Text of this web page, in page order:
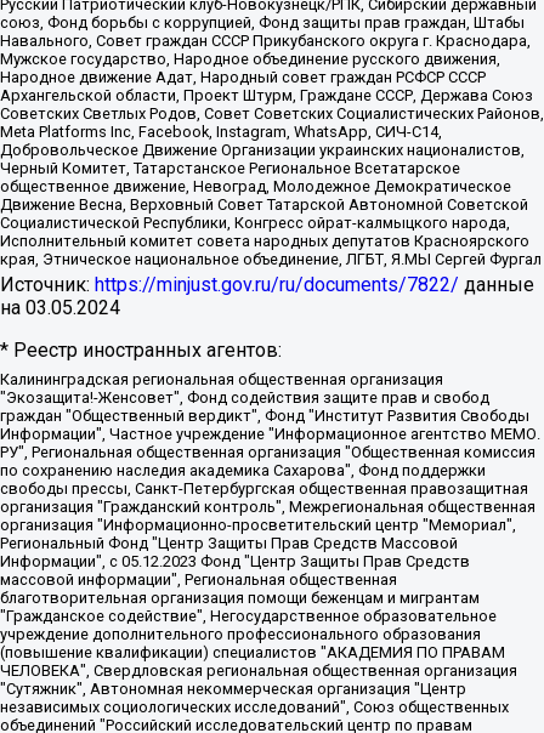
Русский Патриотический клуб-Новокузнецк/РПК, Сибирский державный
союз, Фонд борьбы с коррупцией, Фонд защиты прав граждан, Штабы
Навального, Совет граждан СССР Прикубанского округа г. Краснодара,
Мужское государство, Народное объединение русского движения,
Народное движение Адат, Народный совет граждан РСФСР СССР
Архангельской области, Проект Штурм, Граждане СССР, Держава Союз
Советских Светлых Родов, Совет Советских Социалистических Районов,
Meta Platforms Inc, Facebook, Instagram, WhatsApp, СИЧ-С14,
Добровольческое Движение Организации украинских националистов,
Черный Комитет, Татарстанское Региональное Всетатарское
общественное движение, Невоград, Молодежное Демократическое
Движение Весна, Верховный Совет Татарской Автономной Советской
Социалистической Республики, Конгресс ойрат-калмыцкого народа,
Исполнительный комитет совета народных депутатов Красноярского
края, Этническое национальное объединение, ЛГБТ, Я.МЫ Сергей Фургал
Источник: https://minjust.gov.ru/ru/documents/7822/ данные
на 03.05.2024
* Реестр иностранных агентов:
Калининградская региональная общественная организация "Экозащита!-Женсовет", Фонд содействия защите прав и свобод граждан "Общественный вердикт", Фонд "Институт Развития Свободы Информации", Частное учреждение "Информационное агентство МЕМО. РУ", Региональная общественная организация "Общественная комиссия по сохранению наследия академика Сахарова", Фонд поддержки свободы прессы, Санкт-Петербургская общественная правозащитная организация "Гражданский контроль", Межрегиональная общественная организация "Информационно-просветительский центр "Мемориал", Региональный Фонд "Центр Защиты Прав Средств Массовой Информации", с 05.12.2023 Фонд "Центр Защиты Прав Средств массовой информации", Региональная общественная благотворительная организация помощи беженцам и мигрантам "Гражданское содействие", Негосударственное образовательное учреждение дополнительного профессионального образования (повышение квалификации) специалистов "АКАДЕМИЯ ПО ПРАВАМ ЧЕЛОВЕКА", Свердловская региональная общественная организация "Сутяжник", Автономная некоммерческая организация "Центр независимых социологических исследований", Союз общественных объединений "Российский исследовательский центр по правам человека", Региональное общественное учреждение научно-информационный центр "МЕМОРИАЛ", Некоммерческая организация "Фонд защиты гласности", Автономная некоммерческая организация "Институт прав человека", Городская общественная организация "Екатеринбургское общество "МЕМОРИАЛ", Городская общественная организация "Рязанское историко-просветительское и правозащитное общество "Мемориал" (Рязанский Мемориал), Челябинский региональный орган общественной самодеятельности – женское общественное объединение "Женщины Евразии", Челябинский региональный орган общественной самодеятельности "Уральская правозащитная группа", Фонд содействия защите здоровья и социальной справедливости имени Андрея Рылькова, Автономная Некоммерческая Организация "Аналитический Центр Юрия Левады", Автономная некоммерческая организация социальной поддержки населения "Проект Апрель", Региональная общественная организация помощи женщинам и детям, находящимся в кризисной ситуации "Информационно-методический центр "Анна", Фонд содействия развитию массовых коммуникаций и правовому просвещению "Так-так-Так", Фонд содействия устойчивому развитию "Серебряная тайга", Свердловский региональный общественный фонд социальных проектов "Новое время", "Idel.Реалии", Кавказ.Реалии, Крым.Реалии, Телеканал Настоящее Время, Татаро-башкирская служба Радио Свобода (Azatliq Radiosi), Радио Свободная Европа/Радио Свобода (PCE/PC), "Сибирь.Реалии", "Фактограф", Благотворительный фонд помощи осужденным и их семьям, Автономная некоммерческая организация "Институт глобализации и социальных движений", Фонд "В защиту прав заключенных", Частное учреждение "Центр поддержки и содействия развитию средств массовой информации", Пензенский региональный общественный благотворительный фонд "Гражданский союз", "Север.Реалии", Некоммерческая организация Фонд "Правовая инициатива", Общество с ограниченной ответственностью "Радио Свободная Европа/Радио Свобода", Чешское информационное агентство "MEDIUM-ORIENT", Красноярская региональная общественная организация "Мы против СПИДа", Камалягин Денис Николаевич, Маркелов Сергей Евгеньевич, Пономарев Лев Александрович, Савицкая Людмила Алексеевна, Автономная некоммерческая организация "Центр по работе с проблемой насилия "НАСИЛИЮ.НЕТ", Межрегиональный профессиональный союз работников здравоохранения "Альянс врачей", Юридическое лицо, зарегистрированное в Латвийской Республике, SIA "Medusa Project" (регистрационный номер 40103797863, дата регистрации 10.06.2014), Некоммерческая организация "Фонд по борьбе с коррупцией", Автономная некоммерческая организация "Институт права и публичной политики", Баданин Роман Сергеевич, Гликин Максим Александрович, Железнова Мария Михайловна, Лукьянова Юлия Сергеевна, Маетная Елизавета Витальевна, Маняхин Петр Борисович, Чуракова Ольга Владимировна, Ярош Юлия Петровна, Юридическое лицо "The Insider SIA", зарегистрированное в Риге, Латвийская Республика (дата регистрации 26.06.2015), являющееся администратором доменного имени интернет-издания "The Insider SIA", https://theins.ru, Постернак Алексей Евгеньевич, Рубин Михаил Аркадьевич, Анин Роман Александрович, Юридическое лицо Istories fonds, зарегистрированное в Латвийской Республике (регистрационный номер 50008295751, дата регистрации 24.02.2020), Великовский Дмитрий Александрович, Долинина Ирина Николаевна, Мароховская Алеся Алексеевна, Шлейнов Роман Юрьевич, Шмагун Олеся Валентиновна, Общество с ограниченной ответственностью "Альтаир 2021", Общество с ограниченной ответственностью "Вега 2021", Общество с ограниченной ответственностью "Главный редактор 2021", Общество с ограниченной ответственностью "Ромашки монолит", Важенков Артем Валерьевич, Ивановская областная общественная организация "Центр гендерных исследований", Гурман Юрий Альбертович, Медиапроект "ОВД-Инфо", Егоров Владимир Владимирович, Жилинский Владимир Александрович, Общество с ограниченной ответственностью "ЗП", Иванова София Юрьевна, Карезина Инна Павловна, Кильтау Екатерина Викторовна, Петров Алексей Викторович, Пискунов Сергей Евгеньевич, Смирнов Сергей Сергеевич, Тихонов Михаил Сергеевич, Общество с ограниченной ответственностью "ЖУРНАЛИСТ-ИНОСТРАННЫЙ АГЕНТ", Арапова Галина Юрьевна, Вольтская Татьяна Анатольевна, Американская компания "Mason G.E.S. Anonymous Foundation" (США), являющаяся владельцем интернет-издания https://mnews.world/, Компания "Stichting Bellingcat", зарегистрированная в Нидерландах (дата регистрации 11.07.2018), Захаров Андрей Вячеславович, Клепиковская Екатерина Дмитриевна, Общество с ограниченной ответственностью "МЕМО", Перл Роман Александрович, Симонов Евгений Алексеевич, Соловьева Елена Анатольевна, Сотников Даниил Владимирович, Сурначева Елизавета Дмитриевна, Автономная некоммерческая организация по защите прав человека и информированию населения "Якутия – Наше Мнение", Общество с ограниченной ответственностью "Москоу диджитал медиа", с 26.01.2023 Общество с ограниченной ответственностью "Чайка Белые сады", Ветошкина Валерия Валерьевна, Заговора Максим Александрович, Межрегиональное общественное движение "Российская ЛГБТ - сеть", Оленичев Максим Владимирович, Павлов Иван Юрьевич, Скворцова Елена Сергеевна, Общество с ограниченной ответственностью "Как бы инагент", Кочетков Игорь Викторович, Общество с ограниченной ответственностью "Честные выборы", Еланчик Олег Александрович, Общество с ограниченной ответственностью "Нобелевский призыв", Гималова Регина Эмилевна, Григорьев Андрей Валерьевич, Григорьева Алина Александровна, Ассоциация по содействию защите прав призывников, альтернативнослужащих и военнослужащих "Правозащитная группа "Гражданин.Армия.Право", Хисамова Регина Фаритовна, Автономная некоммерческая организация по реализации социально-правовых программ "Лилит", Дальневосточное общественное движение "Маяк", Санкт-Петербургская ЛГБТ-инициативная группа "Выход", Инициативная группа ЛГБТ+ "Реверс", Алексеев Андрей Викторович, Бекбулатова Таисия Львовна, Беляев Иван Михайлович, Владыкина Елена Сергеевна, Гельман Марат Александрович, Никульшина Вероника Юрьевна, Толоконникова Надежда Андреевна, Шендерович Виктор Анатольевич, Общество с ограниченной ответственностью "Данное сообщение", Общество с ограниченной ответственностью Издательский дом "Новая глава", Айнбиндер Александра Александровна, Московский комьюнити-центр для ЛГБТ+инициатив, Благотворительный фонд развития филантропии, Deutsche Welle (Германия, Kurt-Schumacher-Strasse 3, 53113 Bonn), Борзунова Мария Михайловна, Воробьев Виктор Викторович, Голубева Анна Львовна, Константинова Алла Михайловна, Малкова Ирина Владимировна, Мурадов Мурад Абдулгалимович, Осетинская Елизавета Николаевна, Понасенков Евгений Николаевич, Ганапольский Матвей Юрьевич, Киселев Евгений Алексеевич, Борухович Ирина Григорьевна, Дремин Иван Тимофеевич, Дубровский Дмитрий Викторович, Красноярская региональная общественная организация поддержки и развития альтернативных образовательных технологий и межкультурных коммуникаций "ИНТЕРРА", Маяковская Екатерина Алексеевна, Фейгин Марк Захарович, Филимонов Андрей Викторович, Дзугкоева Регина Николаевна, Доброхотов Роман Александрович, Дудь Юрий Александрович, Елкин Сергей Владимирович, Кругликов Кирилл Игоревич, Сабунаева Мария Леонидовна, Семенов Алексей Владимирович, Шаинян Карен Багратович, Шульман Екатерина Михайловна, Асафьев Артур Валерьевич, Вахштайн Виктор Семенович, Венедиктов Алексей Алексеевич, Лушникова Екатерина Евгеньевна, Волков Леонид Михайлович, Невзоров Александр Глебович, Пархоменко Сергей Борисович, Сироткин Ярослав Николаевич, Кара-Мурза Владимир Владимирович, Баранова Наталья Владимировна, Гозман Леонид Яковлевич, Кагарлицкий Борис Юльевич, Климарев Михаил Валерьевич, Милов Владимир Станиславович, Автономная некоммерческая организация Краснодарский центр современного искусства "Типография", Моргенштерн Алишер Тагирович, Соболь Любовь Эдуардовна, Общество с ограниченной ответственностью "ЛИЗА НОРМ", Каспаров Гарри Кимович, Ходорковский Михаил Борисович, Общество с ограниченной ответственностью "Апрельские тезисы", Данилович Ирина Брониславовна, Кашин Олег Владимирович, Петров Николай Владимирович, Пивоваров Алексей Владимирович, Соколов Михаил Владимирович, Цветкова Юлия Владимировна, Чичваркин Евгений Александрович, Комитет против пыток/Команда против пыток, Общество с ограниченной ответственностью "Первый научный", Общество с ограниченной ответственностью "Вертолет и ко", Белоцерковская Вероника Борисовна, Кац Максим Евгеньевич, Лазарева Татьяна Юрьевна, Шаведдинов Руслан Табризович, Яшин Илья Валерьевич, Общество с ограниченной ответственностью "Иноагент ААВ", Алешковский Дмитрий Петрович, Альбац Евгения Марковна, Быков Дмитрий Львович, Галямина Юлия Евгеньевна, Лойко Сергей Леонидович, Мартынов Кирилл Константинович, Медведев Сергей Александрович, Крашенинников Федор Геннадиевич, Гордеева Катерина Вл